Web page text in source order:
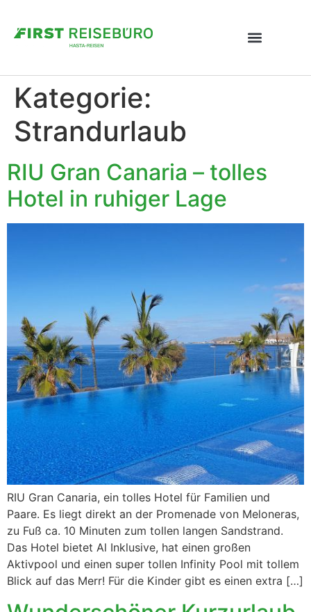
Kategorie:
Strandurlaub
RIU Gran Canaria – tolles
Hotel in ruhiger Lage
RIU Gran Canaria, ein tolles Hotel für Familien und
Paare. Es liegt direkt an der Promenade von Meloneras,
zu Fuß ca. 10 Minuten zum tollen langen Sandstrand.
Das Hotel bietet Al Inklusive, hat einen großen
Aktivpool und einen super tollen Infinity Pool mit tollem
Blick auf das Merr! Für die Kinder gibt es einen extra […]